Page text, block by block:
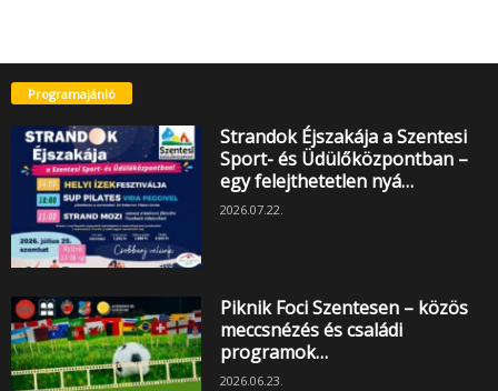
Programajánló
Strandok Éjszakája a Szentesi
Sport- és Üdülőközpontban –
egy felejthetetlen nyá…
2026.07.22.
Piknik Foci Szentesen – közös
meccsnézés és családi
programok…
2026.06.23.